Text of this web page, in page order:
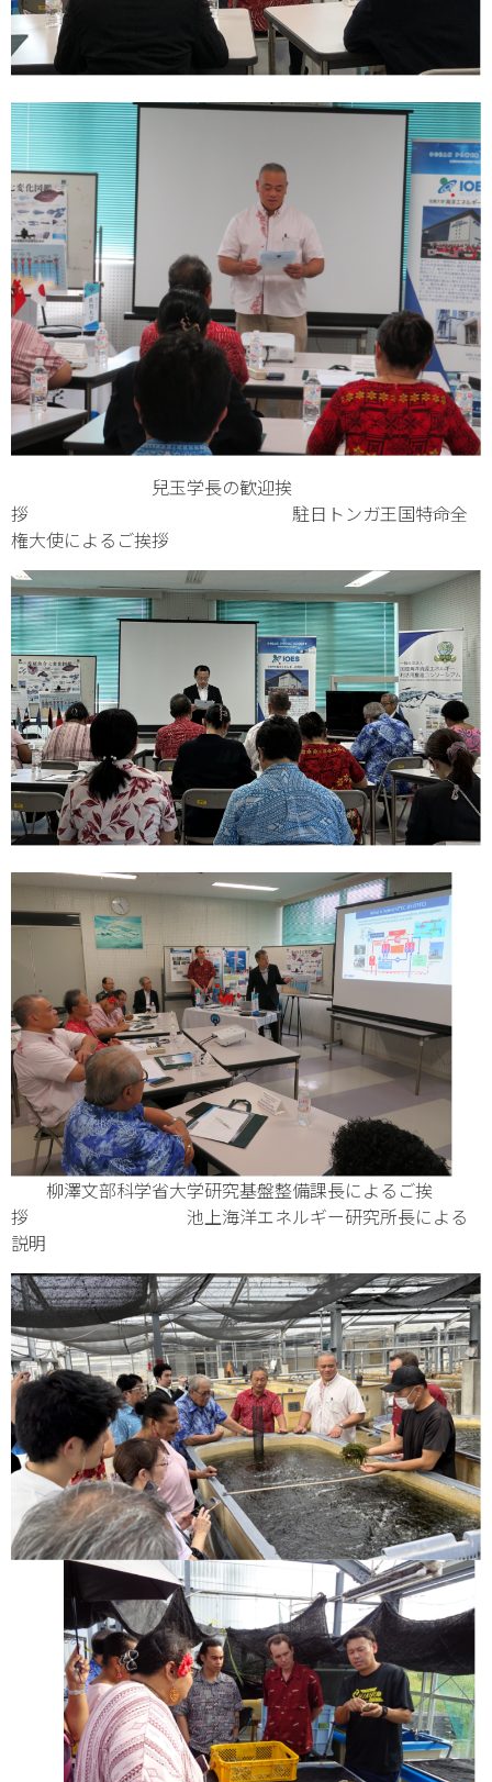
兒玉学長の歓迎挨
拶 駐日トンガ王国特命全
権大使によるご挨拶
柳澤文部科学省大学研究基盤整備課長によるご挨
拶 池上海洋エネルギー研究所長による
説明